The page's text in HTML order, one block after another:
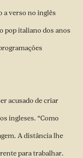
a verso no inglês
pop italiano dos anos
acusado de criar
ingleses. “Como
A distância lhe
para trabalhar.